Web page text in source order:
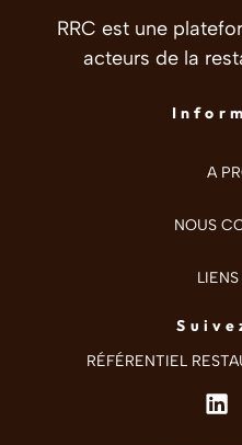
RRC est une
acteurs de la
A
NOUS
RÉFÉRENTIEL